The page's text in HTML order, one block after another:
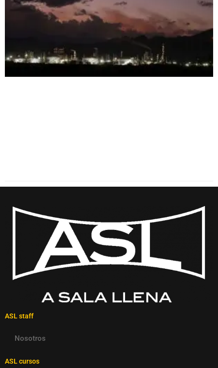
ASL staff
Nosotros
ASL cursos